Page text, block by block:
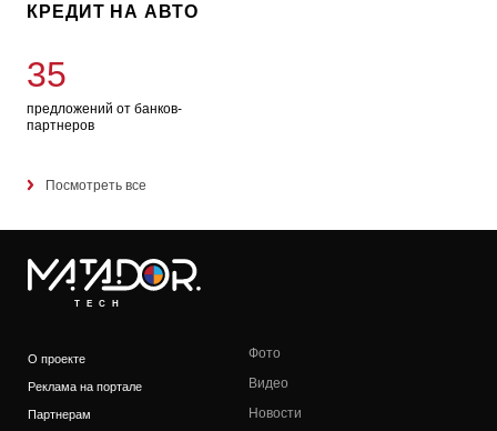
КРЕДИТ НА АВТО
35
предложений от банков-
партнеров
Посмотреть все
TECH
О проекте
Реклама на портале
Партнерам
Фото
Видео
Новости